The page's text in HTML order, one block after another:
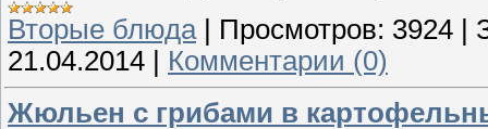
Вторые блюда| Просмотров: 3924
21.04.2014
Комментарии (0)
Жюльен с грибами в